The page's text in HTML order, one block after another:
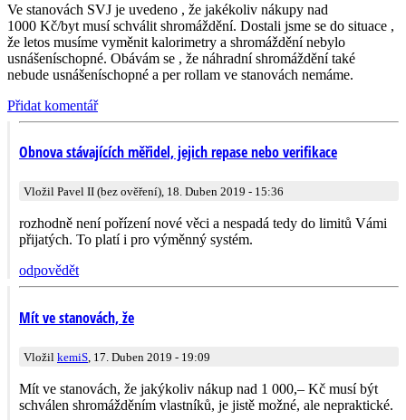
Ve stanovách SVJ je uvedeno , že jakékoliv nákupy nad
1000 Kč/byt musí schválit shromáždění. Dostali jsme se do situace ,
že letos musíme vyměnit kalorimetry a shromáždění nebylo
usnášeníschopné. Obávám se , že náhradní shromáždění také
nebude usnášeníschopné a per rollam ve stanovách nemáme.
Přidat komentář
Obnova stávajících měřidel, jejich repase nebo verifikace
Vložil Pavel II (bez ověření), 18. Duben 2019 - 15:36
rozhodně není pořízení nové věci a nespadá tedy do limitů Vámi
přijatých. To platí i pro výměnný systém.
odpovědět
Mít ve stanovách, že
Vložil kemiS , 17. Duben 2019 - 19:09
Mít ve stanovách, že jakýkoliv nákup nad 1 000,– Kč musí být
schválen shromážděním vlastníků, je jistě možné, ale nepraktické.